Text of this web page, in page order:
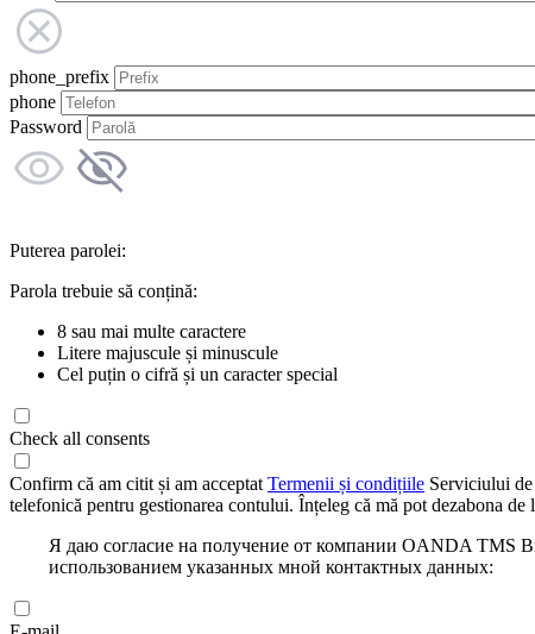
phone_prefix
phone
Password
Puterea parolei:
Parola trebuie să conțină:
8 sau mai multe caractere
Litere majuscule și minuscule
Cel puțin o cifră și un caracter special
Check all consents
Confirm că am citit și am acceptat Termenii și condițiile Serviciului
telefonică pentru gestionarea contului. Înțeleg că mă pot dezabona de
Я даю согласие на получение от компании OANDA TMS
использованием указанных мной контактных данных: